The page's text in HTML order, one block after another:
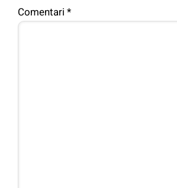
Comentari *